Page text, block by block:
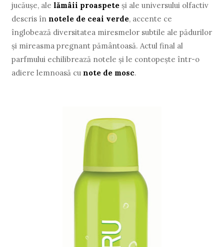
jucăuşe, alelămâii proaspete şi ale universului olfactiv
descris înnotele de ceai verde, accente ce
înglobează diversitatea miresmelor subtile ale pădurilor
şi mireasma pregnant pământoasă. Actul final al
parfmului echilibrează notele şi le contopeşte într-o
adiere lemnoasă cunote de mosc.